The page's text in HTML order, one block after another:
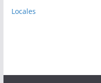
Locales